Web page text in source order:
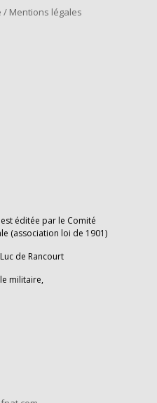
Mentions légales
éditée par le Comité
(association loi de 1901)
de Rancourt
militaire,